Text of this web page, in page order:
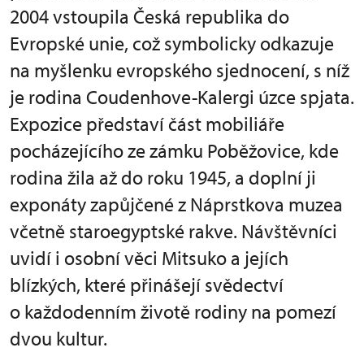
2004 vstoupila Česká republika do
Evropské unie, což symbolicky odkazuje
na myšlenku evropského sjednocení, s níž
je rodina Coudenhove-Kalergi úzce spjata.
Expozice představí část mobiliáře
pocházejícího ze zámku Poběžovice, kde
rodina žila až do roku 1945, a doplní ji
exponáty zapůjčené z Náprstkova muzea
včetně staroegyptské rakve. Návštěvníci
uvidí i osobní věci Mitsuko a jejích
blízkých, které přinášejí svědectví
o každodenním životě rodiny na pomezí
dvou kultur.